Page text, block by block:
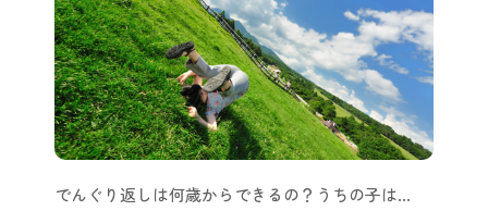
でんぐり返しは何歳からできるの？うちの子は…